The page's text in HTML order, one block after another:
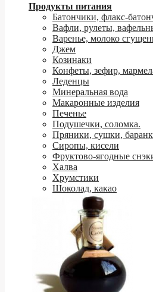
Продукты питания
Батончики, флакс-
Вафли, рулеты,
Варенье, молоко
Джем
Козинаки
Конфеты, зефир,
Леденцы
Минеральная вода
Макаронные изделия
Печенье
Подушечки, соломка.
Пряники, сушки,
Сиропы, кисели
Фруктово-ягодные
Халва
Хрумстики
Шоколад, какао